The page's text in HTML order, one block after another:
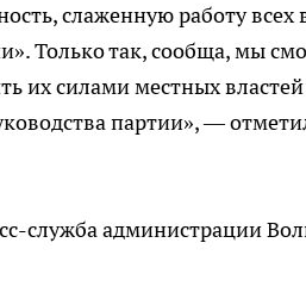
слаженную работу всех
Только так, сообща, мы
их силами местных
партии», —
служба администрации